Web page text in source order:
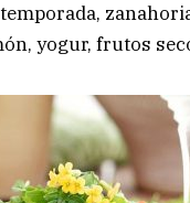
yogur, frutos